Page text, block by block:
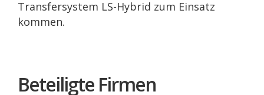
Transfersystem LS-Hybrid zum Einsatz
kommen.
Beteiligte Firmen